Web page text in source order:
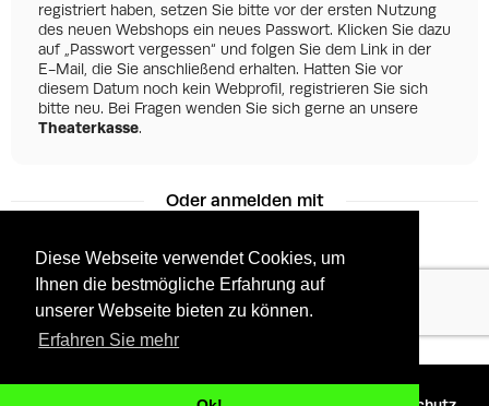
Diese Webseite verwendet Cookies, um
Ihnen die bestmögliche Erfahrung auf
unserer Webseite bieten zu können.
Erfahren Sie mehr
registriert haben, setzen Sie bitte vor der ersten Nutzung
des neuen Webshops ein neues Passwort. Klicken Sie dazu
auf „Passwort vergessen“ und folgen Sie dem Link in der
E-Mail, die Sie anschließend erhalten. Hatten Sie vor
diesem Datum noch kein Webprofil, registrieren Sie sich
bitte neu. Bei Fragen wenden Sie sich gerne an unsere
Theaterkasse.
Oder anmelden mit
Facebook